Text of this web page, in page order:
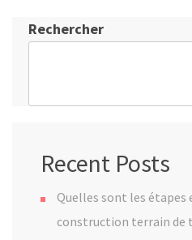
publications
Rechercher
Recent Posts
Quelles sont les étapes
construction terrain de